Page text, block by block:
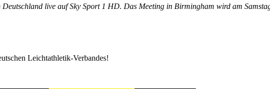
Deutschland live auf Sky Sport 1 HD. Das Meeting in Birmingham wird am
Leichtathletik-Verbandes!